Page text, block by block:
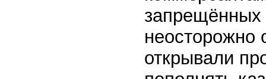
запрещённых
неосторожно
открывали